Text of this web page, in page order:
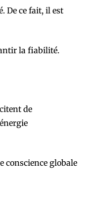
De ce fait, il est
la fiabilité.
de
conscience globale